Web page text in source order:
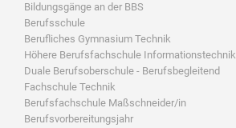
Bildungsgänge an der BBS
Berufsschule
Berufliches Gymnasium Technik
Höhere Berufsfachschule Informationstechnik
Duale Berufsoberschule - Berufsbegleitend
Fachschule Technik
Berufsfachschule Maßschneider/in
Berufsvorbereitungsjahr